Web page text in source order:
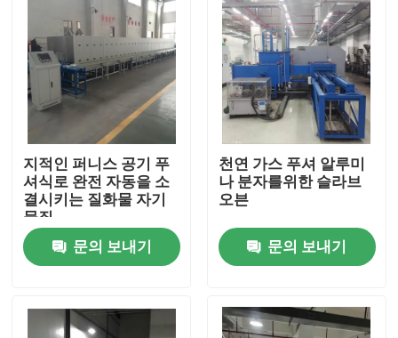
집
제품
지적인 퍼니스 공기 푸
셔식로 완전 자동을 소
결시키는 질화물 자기
물질
문의 보내기
천연 가스 푸셔 알루미
나 분자를위한 슬라브
오븐
문의 보내기